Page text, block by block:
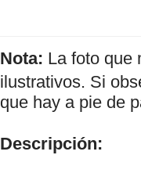
Nota: La foto que
ilustrativos. Si
que hay a pie de
Descripción: